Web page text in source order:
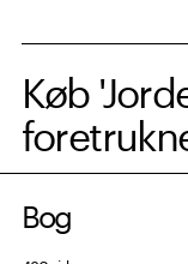
Køb
Bog